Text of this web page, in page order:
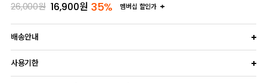
26,000원 16,900원 35% 멤버십 할인가
배송안내
사용기한